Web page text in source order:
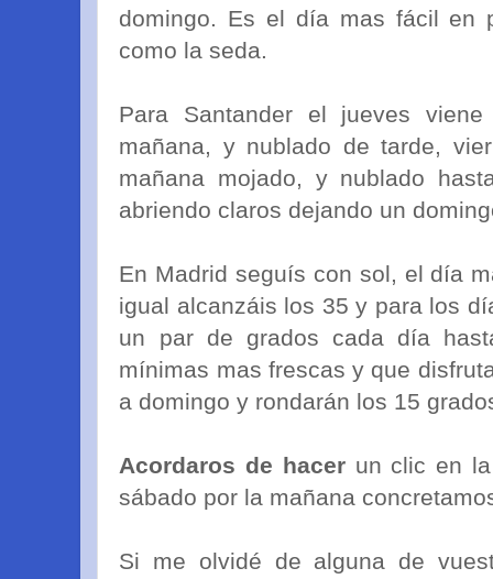
domingo. Es el día mas fácil en
como la seda.
Para Santander el jueves
mañana, y nublado de tarde,
mañana mojado, y nublado
abriendo claros dejando un
En Madrid seguís con sol, el día
igual alcanzáis los 35 y para los
un par de grados cada día
mínimas mas frescas y que
a domingo y rondarán los 15
Acordaros de hacerun clic en
sábado por la mañana
Si me olvidé de alguna de